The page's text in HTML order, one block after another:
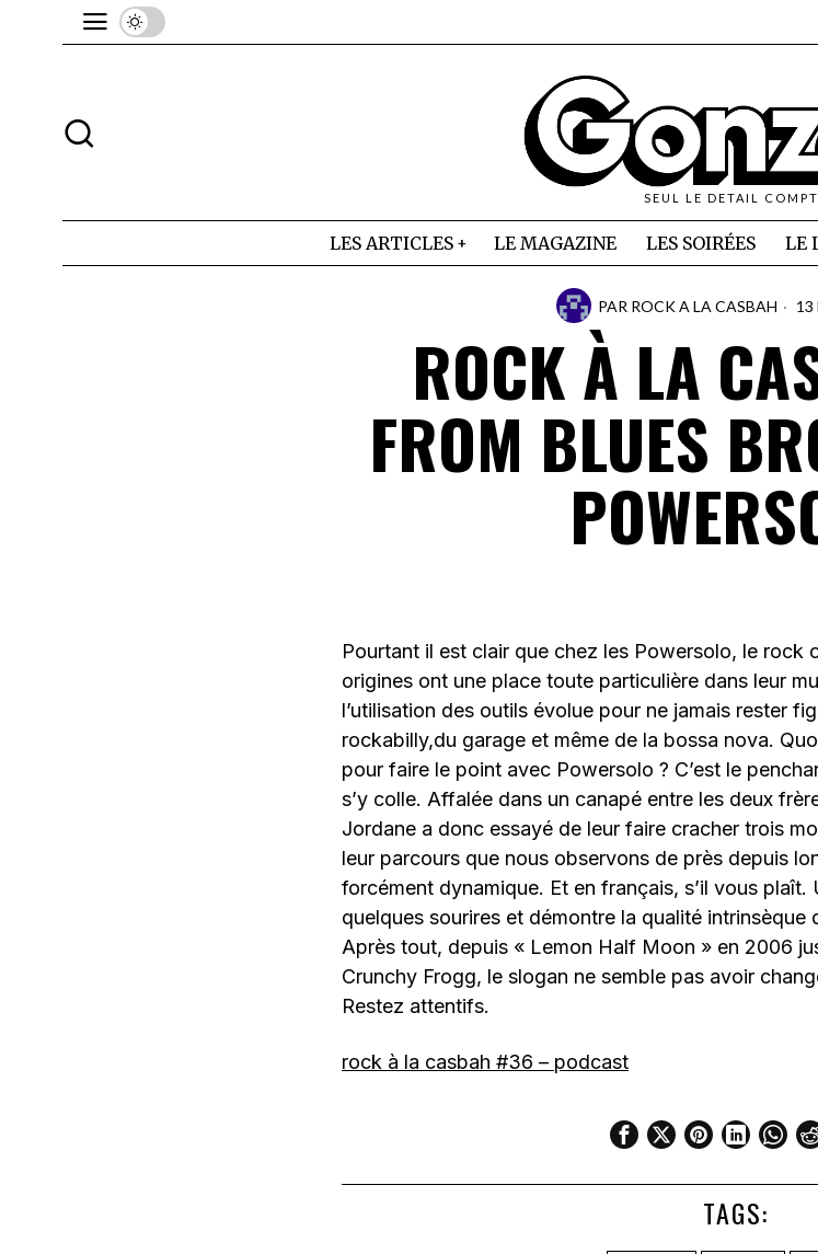
SEUL LE DETAIL
LES ARTICLES LE MAGAZINE LES SOIRÉES LE
PAR ROCK A LA CASBAH 13
ROCK À LA
FROM BLUES
Pourtant il est clair que chez les Powersolo, le rock
origines ont une place toute particulière dans leur
l’utilisation des outils évolue pour ne jamais rester
rockabilly,du garage et même de la bossa nova.
pour faire le point avec Powersolo ? C’est le
s’y colle. Affalée dans un canapé entre les deux
Jordane a donc essayé de leur faire cracher trois
leur parcours que nous observons de près depuis
forcément dynamique. Et en français, s’il vous
quelques sourires et démontre la qualité intrinsèque
Après tout, depuis « Lemon Half Moon » en 2006
Crunchy Frogg, le slogan ne semble pas avoir
Restez attentifs.
rock à la casbah #36 – podcast
TAGS: